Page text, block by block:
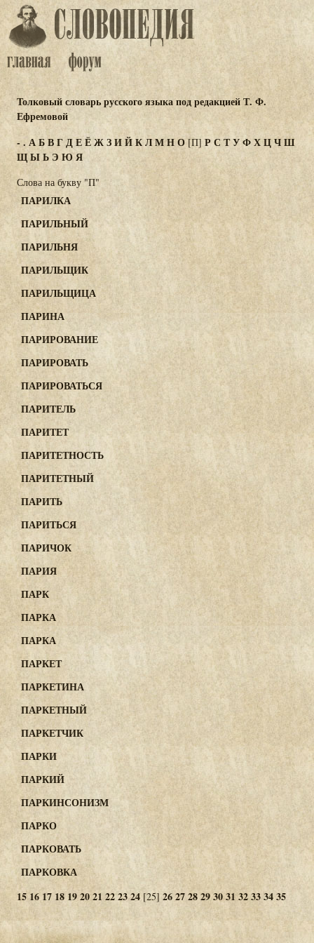
Толковый словарь русского языка под редакцией Т. Ф.
Ефремовой
- . АБВГДЕЁЖЗИЙКЛМНО [П] РС ТУФХЦЧШ
ЩЫЬЭ ЮЯ
Слова на букву "П"
ПАРИЛКА
ПАРИЛЬНЫЙ
ПАРИЛЬНЯ
ПАРИЛЬЩИК
ПАРИЛЬЩИЦА
ПАРИНА
ПАРИРОВАНИЕ
ПАРИРОВАТЬ
ПАРИРОВАТЬСЯ
ПАРИТЕЛЬ
ПАРИТЕТ
ПАРИТЕТНОСТЬ
ПАРИТЕТНЫЙ
ПАРИТЬ
ПАРИТЬСЯ
ПАРИЧОК
ПАРИЯ
ПАРК
ПАРКА
ПАРКА
ПАРКЕТ
ПАРКЕТИНА
ПАРКЕТНЫЙ
ПАРКЕТЧИК
ПАРКИ
ПАРКИЙ
ПАРКИНСОНИЗМ
ПАРКО
ПАРКОВАТЬ
ПАРКОВКА
15 16 17 18 192021 222324[25] 262728293031 32333435